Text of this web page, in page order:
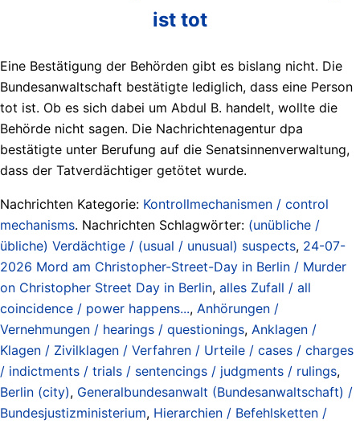
ist tot
Eine Bestätigung der Behörden gibt es bislang nicht. Die
Bundesanwaltschaft bestätigte lediglich, dass eine Person
tot ist. Ob es sich dabei um Abdul B. handelt, wollte die
Behörde nicht sagen. Die Nachrichtenagentur dpa
bestätigte unter Berufung auf die Senatsinnenverwaltung,
dass der Tatverdächtiger getötet wurde.
Nachrichten Kategorie: Kontrollmechanismen / control
mechanisms. Nachrichten Schlagwörter: (unübliche /
übliche) Verdächtige / (usual / unusual) suspects, 24-07-
2026 Mord am Christopher-Street-Day in Berlin / Murder
on Christopher Street Day in Berlin, alles Zufall / all
coincidence / power happens..., Anhörungen /
Vernehmungen / hearings / questionings, Anklagen /
Klagen / Zivilklagen / Verfahren / Urteile / cases / charges
/ indictments / trials / sentencings / judgments / rulings,
Berlin (city), Generalbundesanwalt (Bundesanwaltschaft) /
Bundesjustizministerium, Hierarchien / Befehlsketten /